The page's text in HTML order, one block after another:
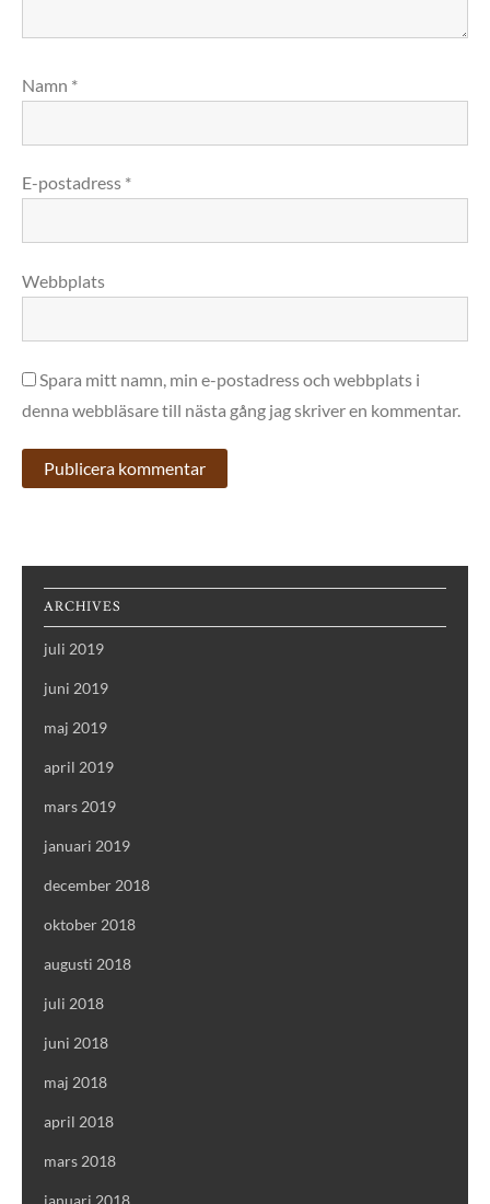
Namn *
E-postadress *
Webbplats
Spara mitt namn, min e-postadress och webbplats i
denna webbläsare till nästa gång jag skriver en kommentar.
ARCHIVES
juli 2019
juni 2019
maj 2019
april 2019
mars 2019
januari 2019
december 2018
oktober 2018
augusti 2018
juli 2018
juni 2018
maj 2018
april 2018
mars 2018
januari 2018